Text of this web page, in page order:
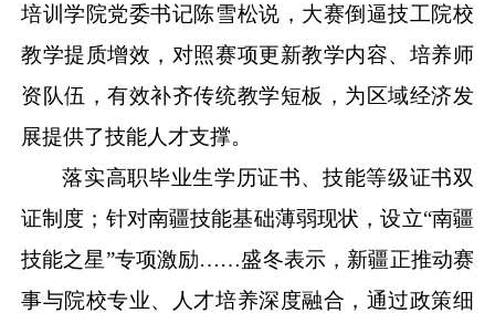
培训学院党委书记陈雪松说，大赛倒逼技工院校
教学提质增效，对照赛项更新教学内容、培养师
资队伍，有效补齐传统教学短板，为区域经济发
展提供了技能人才支撑。
落实高职毕业生学历证书、技能等级证书双
证制度；针对南疆技能基础薄弱现状，设立“南疆
技能之星”专项激励……盛冬表示，新疆正推动赛
事与院校专业、人才培养深度融合，通过政策细